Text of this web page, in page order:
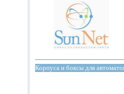
Корпуса и боксы для